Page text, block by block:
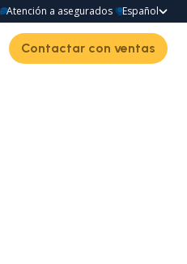
Atención a asegurados Español
Contactar con ventas